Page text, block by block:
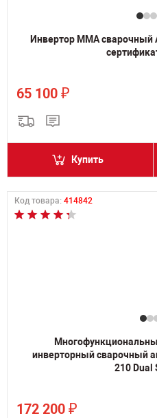
Инвертор MMA сварочный
65 100 ₽
Купить
Код товара: 414842
инверторный сварочный
210 Dual
172 200 ₽